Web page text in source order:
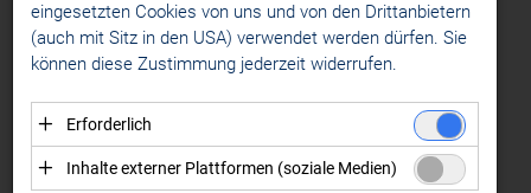
International News
Transfernews
CHL
Specials
Alps Hockey League
Womens Hockey Leagues
NOCH 100 TAGE:
COUNTDOWN AUF DIE
SAISON 2026/27
LÄUFT
eingesetzten Cookies von uns und von den Drittanbietern
(auch mit Sitz in den USA) verwendet werden dürfen. Sie
können diese Zustimmung jederzeit widerrufen.
Erforderlich
Essenzielle Cookies ermöglichen grundlegende
Funktionen und sind für die einwandfreie Funktion der
Inhalte externer Plattformen (soziale Medien)